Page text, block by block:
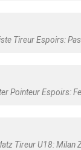
Tireur Espoirs:
Pointeur Espoirs:
Tireur U18: Milan